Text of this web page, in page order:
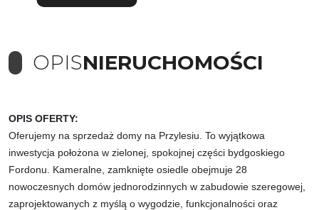
OPISNIERUCHOMOŚCI
OPIS OFERTY:
Oferujemy na sprzedaż domy na Przylesiu. To wyjątkowa
inwestycja położona w zielonej, spokojnej części bydgoskiego
Fordonu. Kameralne, zamknięte osiedle obejmuje 28
nowoczesnych domów jednorodzinnych w zabudowie szeregowej,
zaprojektowanych z myślą o wygodzie, funkcjonalności oraz